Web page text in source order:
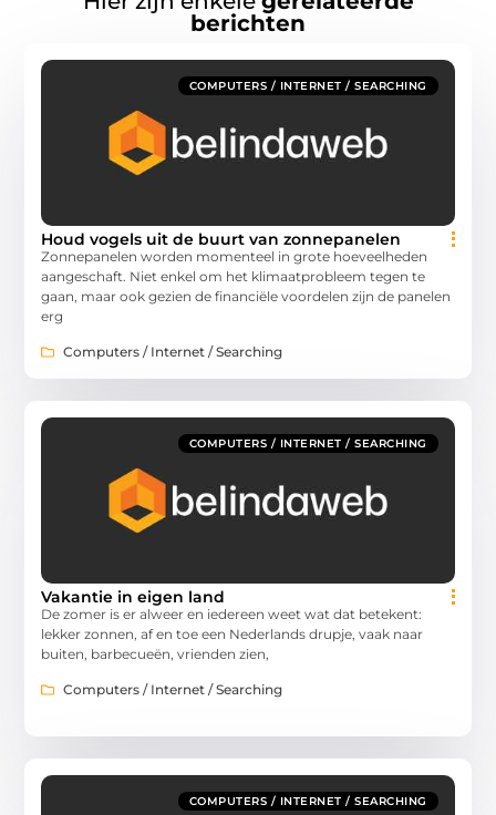
berichten
COMPUTERS / INTERNET / SEARCHING
Houd vogels uit de buurt van zonnepanelen
Zonnepanelen worden momenteel in grote hoeveelheden
aangeschaft. Niet enkel om het klimaatprobleem tegen te
gaan, maar ook gezien de financiële voordelen zijn de panelen
erg
Computers / Internet / Searching
COMPUTERS / INTERNET / SEARCHING
Vakantie in eigen land
De zomer is er alweer en iedereen weet wat dat betekent:
lekker zonnen, af en toe een Nederlands drupje, vaak naar
buiten, barbecueën, vrienden zien,
Computers / Internet / Searching
COMPUTERS / INTERNET / SEARCHING